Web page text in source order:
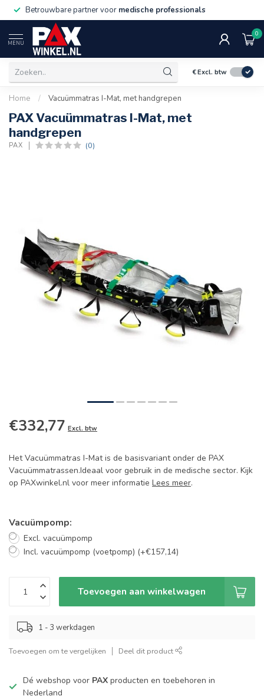
Betrouwbare partner voor medische professionals
MENU
0
€Excl. btw
Home / Vacuümmatras I-Mat, met handgrepen
PAX Vacuümmatras I-Mat, met
handgrepen
PAX (0)
€332,77 Excl. btw
Het Vacuümmatras I-Mat is de basisvariant onder de PAX
Vacuümmatrassen.Ideaal voor gebruik in de medische sector. Kijk
op PAXwinkel.nl voor meer informatie Lees meer.
Vacuümpomp:
Excl. vacuümpomp
Incl. vacuümpomp (voetpomp) (+€157,14)
Toevoegen aan winkelwagen
1 - 3 werkdagen
Toevoegen om te vergelijken Deel dit product
Dé webshop voor PAX producten en toebehoren in
Nederland